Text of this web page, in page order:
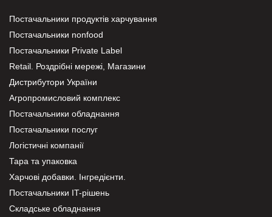
Постачальники продуктів харчування
Постачальники nonfood
Постачальники Private Label
Retail. Роздрібні мережі, Магазини
Дистрибутори України
Агропромисловий комплекс
Постачальники обладнання
Постачальники послуг
Логістичні компанії
Тара та упаковка
Харчові добавки. Інгредієнти.
Постачальники IT-рішень
Складське обладнання